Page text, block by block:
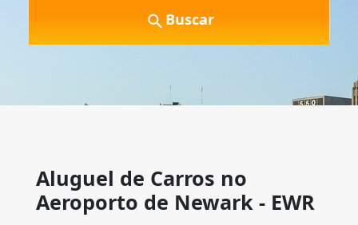
Buscar
Aluguel de Carros no
Aeroporto de Newark - EWR